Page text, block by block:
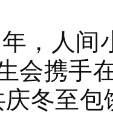
，人间
会携手
冬至